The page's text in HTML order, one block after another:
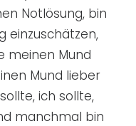
Notlösung, bin
einzuschätzen,
meinen Mund
Mund lieber
ich sollte,
manchmal bin